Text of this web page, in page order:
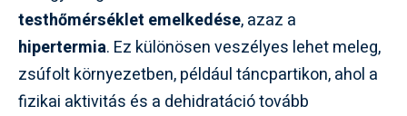
testhőmérséklet emelkedése, azaz a
hipertermia. Ez különösen veszélyes lehet meleg,
zsúfolt környezetben, például táncpartikon, ahol a
fizikai aktivitás és a dehidratáció tovább